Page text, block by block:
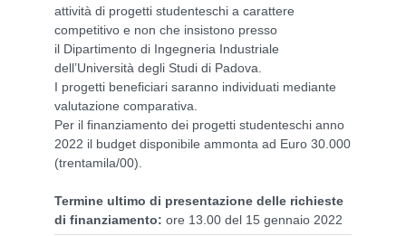
attività di progetti studenteschi a carattere
competitivo e non che insistono presso
il Dipartimento di Ingegneria Industriale
dell’Università degli Studi di Padova.
I progetti beneficiari saranno individuati mediante
valutazione comparativa.
Per il finanziamento dei progetti studenteschi anno
2022 il budget disponibile ammonta ad Euro 30.000
(trentamila/00).
Termine ultimo di presentazione delle richieste
di finanziamento: ore 13.00 del 15 gennaio 2022